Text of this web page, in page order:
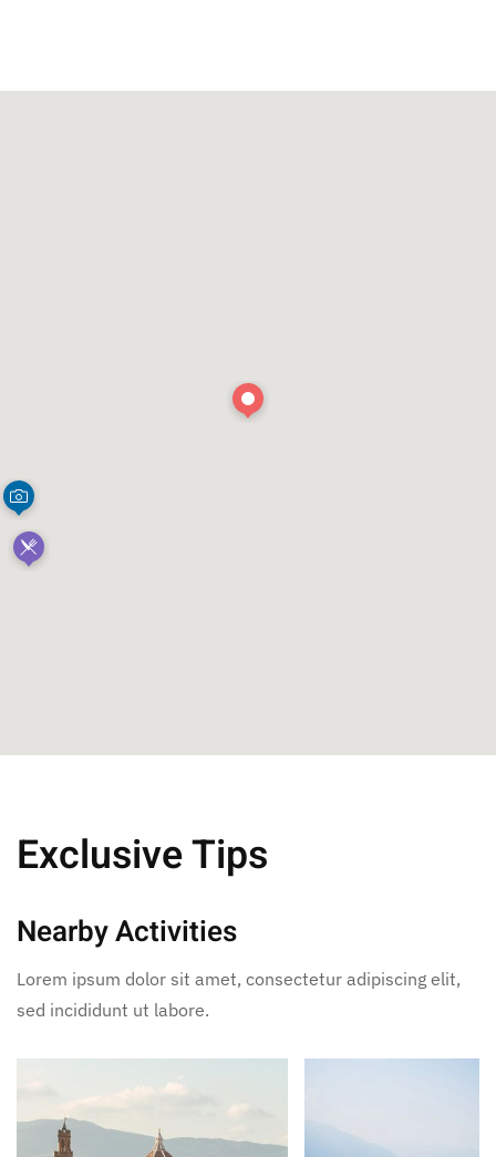
Exclusive Tips
Nearby Activities
Lorem ipsum dolor sit amet, consectetur adipiscing elit,
sed incididunt ut labore.